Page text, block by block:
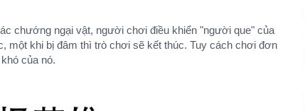
chướng ngại vật, người chơi điều khiển "người que" của
một khi bị đâm thì trò chơi sẽ kết thúc. Tuy cách chơi đơn
của nó.